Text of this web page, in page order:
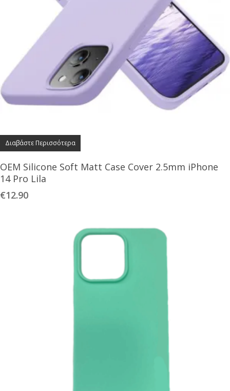
Διαβάστε Περισσότερα
OEM Silicone Soft Matt Case Cover 2.5mm iPhone
14 Pro Lila
€12.90